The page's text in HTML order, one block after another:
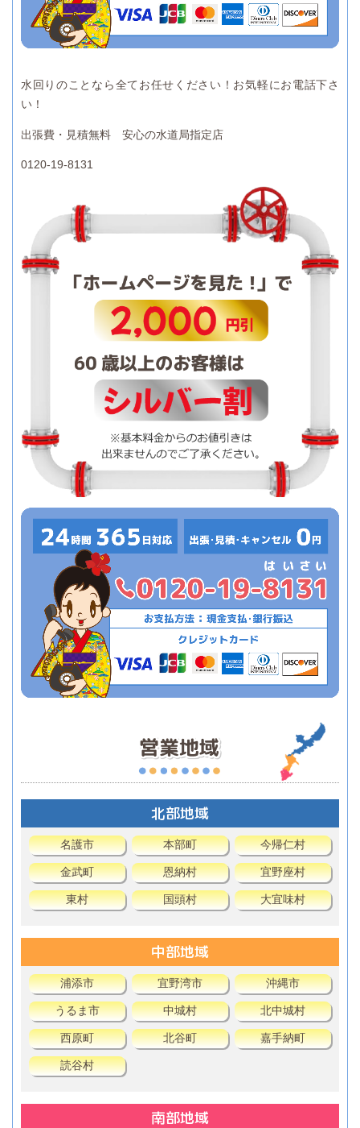
水回りのことなら全てお任せください！お気軽にお電話下さ
い！
出張費・見積無料 安心の水道局指定店
0120-19-8131
北部地域
名護市 本部町 今帰仁村
金武町 恩納村 宜野座村
東村 国頭村 大宜味村
中部地域
浦添市 宜野湾市 沖縄市
うるま市 中城村 北中城村
西原町 北谷町 嘉手納町
読谷村
南部地域